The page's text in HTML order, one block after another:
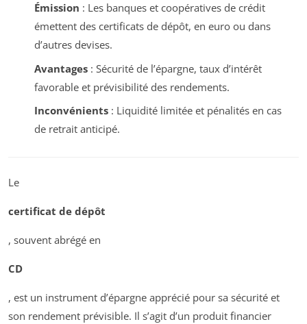
Émission : Les banques et coopératives de crédit
émettent des certificats de dépôt, en euro ou dans
d’autres devises.
Avantages: Sécurité de l’épargne, taux d’intérêt
favorable et prévisibilité des rendements.
Inconvénients: Liquidité limitée et pénalités en cas
de retrait anticipé.
Le
certificat de dépôt
, souvent abrégé en
CD
, est un instrument d’épargne apprécié pour sa sécurité et
son rendement prévisible. Il s’agit d’un produit financier